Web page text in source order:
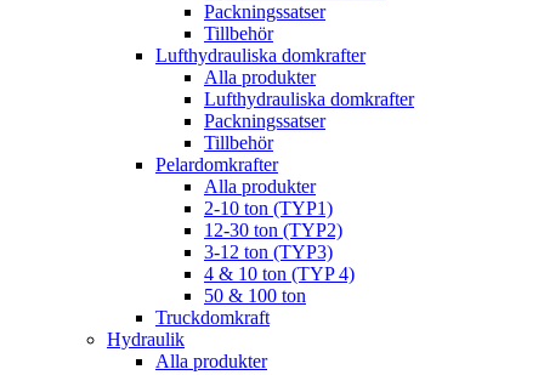
Packningssatser
Tillbehör
Lufthydrauliska domkrafter
Alla produkter
Lufthydrauliska domkrafter
Packningssatser
Tillbehör
Pelardomkrafter
Alla produkter
2-10 ton (TYP1)
12-30 ton (TYP2)
3-12 ton (TYP3)
4 & 10 ton (TYP 4)
50 & 100 ton
Truckdomkraft
Hydraulik
Alla produkter